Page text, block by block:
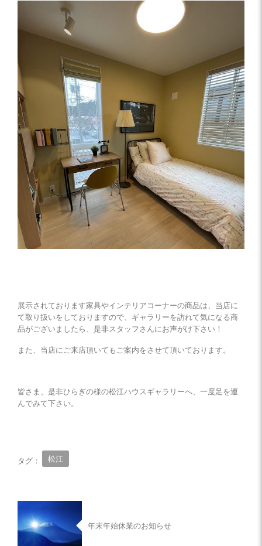
展示されております家具やインテリアコーナーの商品は、当店に
て取り扱いをしておりますので、ギャラリーを訪れて気になる商
品がございましたら、是非スタッフさんにお声がけ下さい！
また、当店にご来店頂いてもご案内をさせて頂いております。
皆さま、是非ひらぎの様の松江ハウスギャラリーへ、一度足を運
んでみて下さい。
タグ： 松江
年末年始休業のお知らせ